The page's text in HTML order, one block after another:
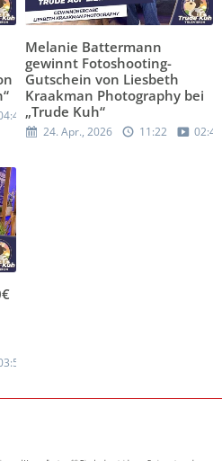
Melanie Battermann
gewinnt Fotoshooting-
Gutschein von Liesbeth
Kraakman Photography bei
„Trude Kuh“
24. Apr., 2026 11:22 02:44